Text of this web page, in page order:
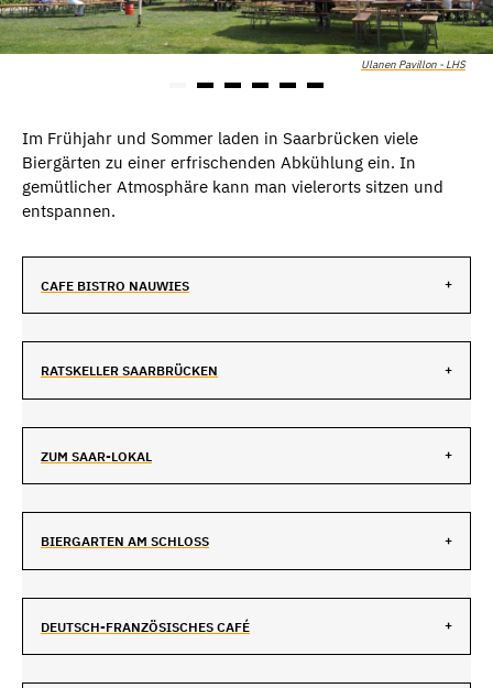
Ulanen Pavillon - LHS
Im Frühjahr und Sommer laden in Saarbrücken viele
Biergärten zu einer erfrischenden Abkühlung ein. In
gemütlicher Atmosphäre kann man vielerorts sitzen und
entspannen.
CAFE BISTRO NAUWIES
RATSKELLER SAARBRÜCKEN
ZUM SAAR-LOKAL
BIERGARTEN AM SCHLOSS
DEUTSCH-FRANZÖSISCHES CAFÉ